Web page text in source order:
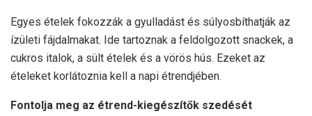
Egyes ételek fokozzák a gyulladást és súlyosbíthatják az
ízületi fájdalmakat. Ide tartoznak a feldolgozott snackek, a
cukros italok, a sült ételek és a vörös hús. Ezeket az
ételeket korlátoznia kell a napi étrendjében.
Fontolja meg az étrend-kiegészítők szedését